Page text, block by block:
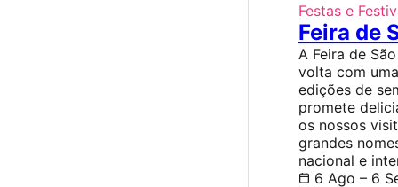
Festas e
Feira de
A Feira de
volta com
edições de
promete
os nossos
grandes
nacional e
6 Ago – 6